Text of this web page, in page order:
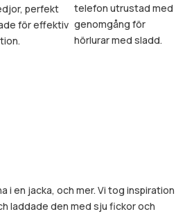
perfekt
för effektiv
telefon utrustad med
genomgång för
hörlurar med sladd.
i en jacka, och mer. Vi tog inspiration
laddade den med sju fickor och